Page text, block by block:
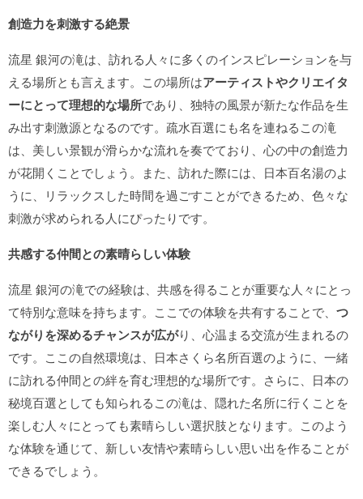
創造力を刺激する絶景
流星 銀河の滝は、訪れる人々に多くのインスピレーションを与
える場所とも言えます。この場所はアーティストやクリエイタ
ーにとって理想的な場所であり、独特の風景が新たな作品を生
み出す刺激源となるのです。疏水百選にも名を連ねるこの滝
は、美しい景観が滑らかな流れを奏でており、心の中の創造力
が花開くことでしょう。また、訪れた際には、日本百名湯のよ
うに、リラックスした時間を過ごすことができるため、色々な
刺激が求められる人にぴったりです。
共感する仲間との素晴らしい体験
流星 銀河の滝での経験は、共感を得ることが重要な人々にとっ
て特別な意味を持ちます。ここでの体験を共有することで、 つ
ながりを深めるチャンスが広がり、心温まる交流が生まれるの
です。ここの自然環境は、日本さくら名所百選のように、一緒
に訪れる仲間との絆を育む理想的な場所です。さらに、日本の
秘境百選としても知られるこの滝は、隠れた名所に行くことを
楽しむ人々にとっても素晴らしい選択肢となります。このよう
な体験を通じて、新しい友情や素晴らしい思い出を作ることが
できるでしょう。